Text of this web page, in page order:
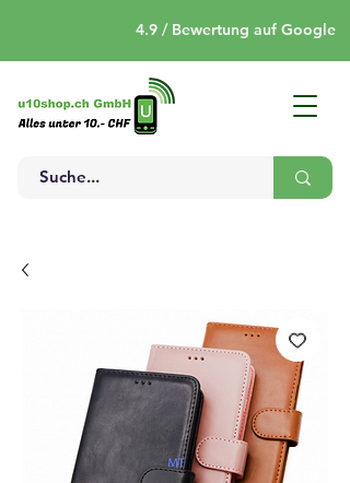
4.9 / Bewertung auf Google